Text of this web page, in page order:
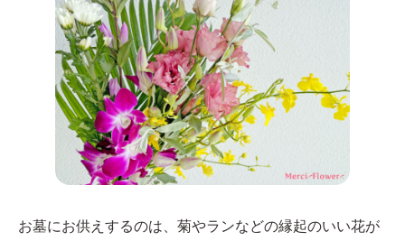
お墓にお供えするのは、菊やランなどの縁起のいい花が